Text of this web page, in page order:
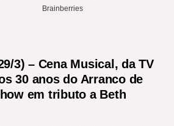
3) – Cena Musical, da TV
30 anos do Arranco de
em tributo a Beth